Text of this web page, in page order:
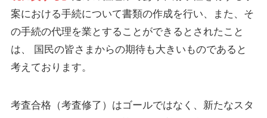
案における手続について書類の作成を行い、また、そ
の手続の代理を業とすることができるとされたこと
は、 国民の皆さまからの期待も大きいものであると
考えております。
考査合格（考査修了）はゴールではなく、新たなスタ